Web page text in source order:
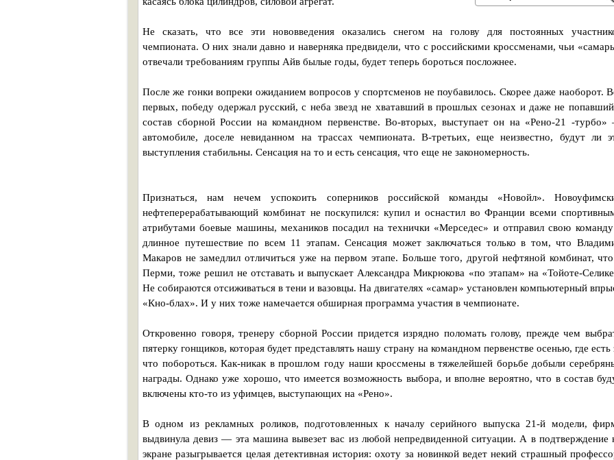
Не сказать, что все эти нововведения оказались снегом на голову для постоянных
чемпионата. О них знали давно и наверняка предвидели, что с российскими кроссменами, чьи
отвечали требованиям группы Айв былые годы, будет теперь бороться посложнее.
После же гонки вопреки ожиданием вопросов у спортсменов не поубавилось. Скорее даже наоборот.
первых, победу одержал русский, с неба звезд не хватавший в прошлых сезонах и даже не
состав сборной России на командном первенстве. Во-вторых, выступает он на «Рено-21 -
автомобиле, доселе невиданном на трассах чемпионата. В-третьих, еще неизвестно, будут ли
выступления стабильны. Сенсация на то и есть сенсация, что еще не закономерность.
Признаться, нам нечем успокоить соперников российской команды «Новойл».
нефтеперерабатывающий комбинат не поскупился: купил и оснастил во Франции всеми
атрибутами боевые машины, механиков посадил на технички «Мерседес» и отправил свою
длинное путешествие по всем 11 этапам. Сенсация может заключаться только в том, что
Макаров не замедлил отличиться уже на первом этапе. Больше того, другой нефтяной комбинат,
Перми, тоже решил не отставать и выпускает Александра Микрюкова «по этапам» на «Тойоте-
Не собираются отсиживаться в тени и вазовцы. На двигателях «самар» установлен компьютерный
«Кно-блах». И у них тоже намечается обширная программа участия в чемпионате.
Откровенно говоря, тренеру сборной России придется изрядно поломать голову, прежде чем
пятерку гонщиков, которая будет представлять нашу страну на командном первенстве осенью, где есть
что побороться. Как-никак в прошлом году наши кроссмены в тяжелейшей борьбе добыли
награды. Однако уже хорошо, что имеется возможность выбора, и вполне вероятно, что в состав
включены кто-то из уфимцев, выступающих на «Рено».
В одном из рекламных роликов, подготовленных к началу серийного выпуска 21-й модели,
выдвинула девиз — эта машина вывезет вас из любой непредвиденной ситуации. А в подтверждение
экране разыгрывается целая детективная история: охоту за новинкой ведет некий страшный